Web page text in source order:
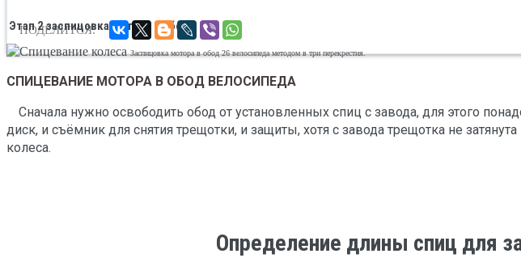
ПОДЕЛИТСЯ:
Этап 2 заспицовка мотора в обод
Заспицовка мотора в обод 26 велосипеда методом в три перекрестия.
СПИЦЕВАНИЕ МОТОРА В ОБОД ВЕЛОСИПЕДА
Сначала нужно освободить обод от установленных спиц с завода, для этого
диск, и съёмник для снятия трещотки, и защиты, хотя с завода трещотка не
колеса.
Определение длины спиц для